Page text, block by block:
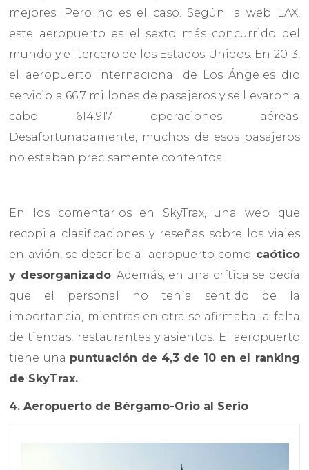
mejores. Pero no es el caso. Según la web LAX,
este aeropuerto es el sexto más concurrido del
mundo y el tercero de los Estados Unidos. En 2013,
el aeropuerto internacional de Los Ángeles dio
servicio a 66,7 millones de pasajeros y se llevaron a
cabo 614.917 operaciones aéreas.
Desafortunadamente, muchos de esos pasajeros
no estaban precisamente contentos.
En los comentarios en SkyTrax, una web que
recopila clasificaciones y reseñas sobre los viajes
en avión, se describe al aeropuerto como caótico
y desorganizado. Además, en una crítica se decía
que el personal no tenía sentido de la
importancia, mientras en otra se afirmaba la falta
de tiendas, restaurantes y asientos. El aeropuerto
tiene una puntuación de 4,3 de 10 en el ranking
de SkyTrax.
4. Aeropuerto de Bérgamo-Orio al Serio